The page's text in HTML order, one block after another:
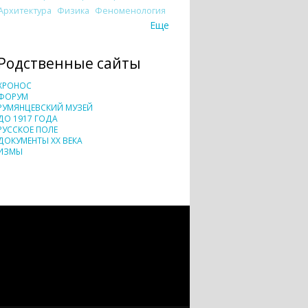
Физика Феноменология
Еще
сайты
МУЗЕЙ
1917 ГОДА
ПОЛЕ
XX ВЕКА